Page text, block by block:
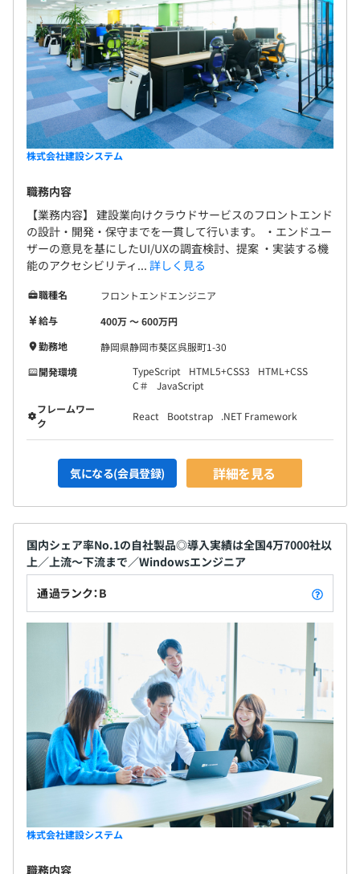
株式会社建設システム
職務内容
【業務内容】 建設業向けクラウドサービスのフロントエンド
の設計・開発・保守までを一貫して行います。 ・エンドユー
ザーの意見を基にしたUI/UXの調査検討、提案 ・実装する機
能のアクセシビリティ... 詳しく見る
職種名
フロントエンドエンジニア
給与
400万 〜 600万円
勤務地
静岡県静岡市葵区呉服町1-30
開発環境
TypeScript HTML5+CSS3
HTML+CSS
C＃
JavaScript
フレームワー
ク
React Bootstrap .NET Framework
気になる(会員登録) 詳細を見る
国内シェア率No.1の自社製品◎導入実績は全国4万7000社以
上／上流～下流まで／Windowsエンジニア
通過ランク：B
株式会社建設システム
職務内容